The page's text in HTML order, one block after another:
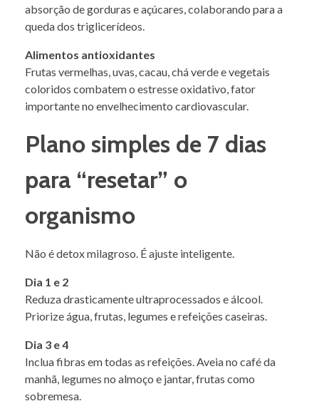
absorção de gorduras e açúcares, colaborando para a
queda dos triglicerídeos.
Alimentos antioxidantes
Frutas vermelhas, uvas, cacau, chá verde e vegetais
coloridos combatem o estresse oxidativo, fator
importante no envelhecimento cardiovascular.
Plano simples de 7 dias
para “resetar” o
organismo
Não é detox milagroso. É ajuste inteligente.
Dia 1 e 2
Reduza drasticamente ultraprocessados e álcool.
Priorize água, frutas, legumes e refeições caseiras.
Dia 3 e 4
Inclua fibras em todas as refeições. Aveia no café da
manhã, legumes no almoço e jantar, frutas como
sobremesa.